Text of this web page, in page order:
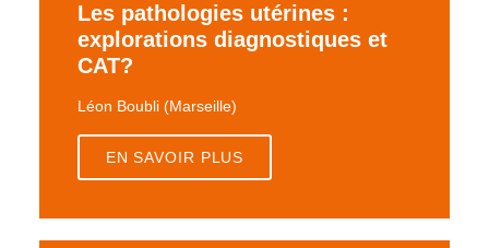
Les pathologies utérines :
explorations diagnostiques et
CAT?
Léon Boubli (Marseille)
EN SAVOIR PLUS